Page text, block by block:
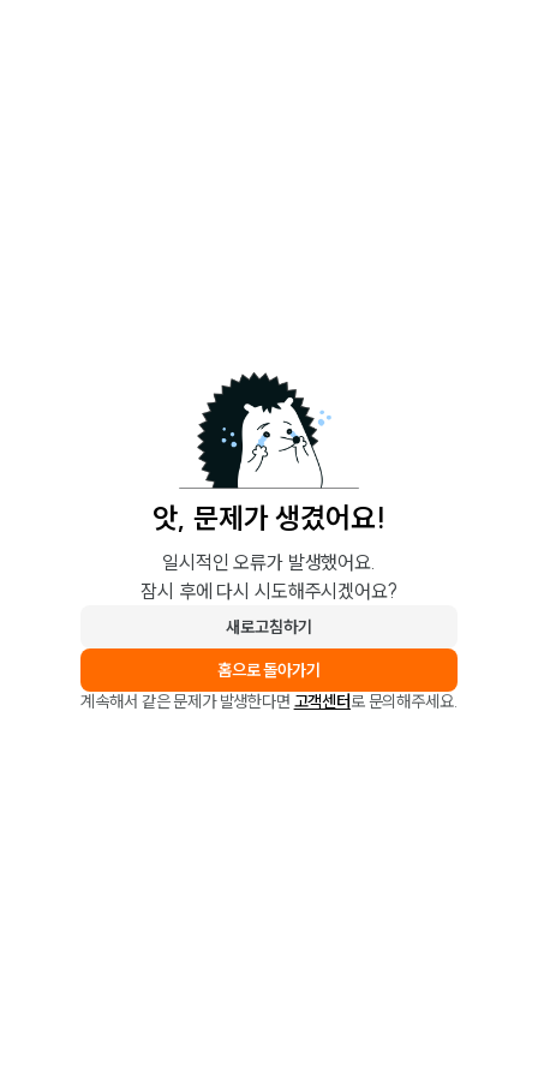
앗, 문제가 생겼어요!
일시적인 오류가 발생했어요.
잠시 후에 다시 시도해주시겠어요?
새로고침하기
홈으로 돌아가기
계속해서 같은 문제가 발생한다면 고객센터로 문의해주세요.